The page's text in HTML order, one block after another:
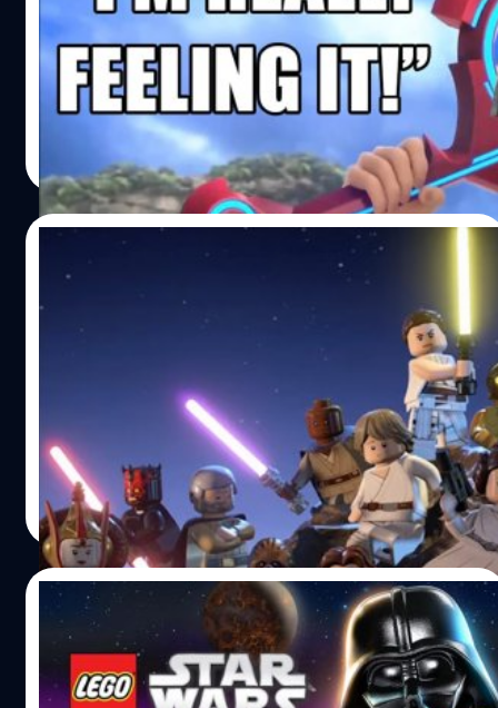
LEGO Star Wars: The Skywalker Saga วางจำหน่ายบน
คอนโซลและ PC แล้ววันนี้ และแฟน ๆ Nintendo อาจสนใจที่
จะรู้ว่าเกมนี้มีกรอ้างอิงถึงเกมของ Nintendo อย่าง
Xenoblade อยู่ในเกมด้วย
วงศกร ปฐมชัยวัฒน์| 1582 days ago
Read More
04/04/2022
ชมคลิปเกมเพลย์ LEGO Star Wars: The
Skywalker Saga บน Nintendo Switch
LEGO Star Wars: The Skywalker Saga เวอร์ชัน Nintendo
Switch แน่นอนว่าบนคอนโซลของนินเทนโด จะดูด้อยกว่า
เครื่องเกมอื่น
วงศกร ปฐมชัยวัฒน์ | 1584 days ago
Read More
11/03/2022
ชมตัวอย่างใหม่เกม LEGO Star Wars: The
Skywalker Saga